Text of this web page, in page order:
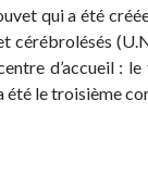
qui a été
d’accueil :
le troisième